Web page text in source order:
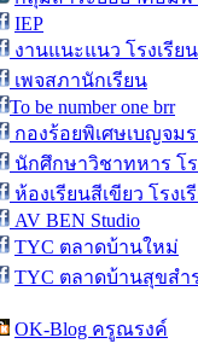
IEP
งานแนะแนว โรงเรี
เพจสภานักเรียน
To be number one brr
กองร้อยพิเศษเบญจม
นักศึกษาวิชาทหาร โ
ห้องเรียนสีเขียว โรง
AV BEN Studio
TYC ตลาดบ้านใหม่
TYC ตลาดบ้านสุขสำ
OK-Blog ครูณรงค์